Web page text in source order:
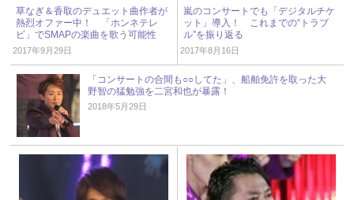
草なぎ＆香取のデュエット曲作者が
熱烈オファー中！ 「ホンネテレ
ビ」でSMAPの楽曲を歌う可能性
は？
2017年9月29日
嵐のコンサートでも「デジタルチケ
ット」導入！ これまでの“トラブ
ル”を振り返る
2017年8月16日
「コンサートの合間も○○してた」、船舶免許を取った大
野智の猛勉強を二宮和也が暴露！
2018年5月29日